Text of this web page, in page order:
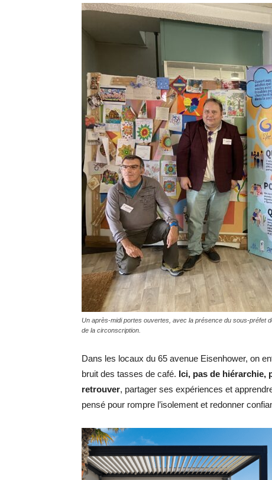
Un après-midi portes ouvertes, avec la présence du sous-préfet
de la circonscription.
Dans les locaux du 65 avenue Eisenhower, on
bruit des tasses de café. Ici, pas de hiérarchie,
retrouver, partager ses expériences et
pensé pour rompre l’isolement et redonner